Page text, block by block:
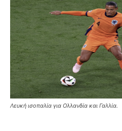
Λευκή ισοπαλία για Ολλανδία και Γαλλία.